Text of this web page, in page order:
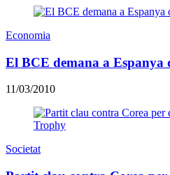
Economia
El BCE demana a Espanya
11/03/2010
Societat